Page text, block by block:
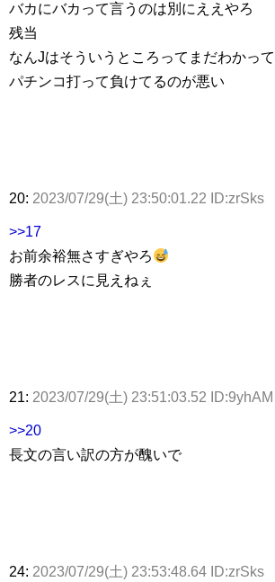
バカにバカって言うのは別にええやろ
残当
なんJはそういうところってまだわかっ
パチンコ打って負けてるのが悪い
20: 2023/07/29(土) 23:50:01.22 ID:zrSks
>>17
お前余裕無さすぎやろ
勝者のレスに見えねぇ
21: 2023/07/29(土) 23:51:03.52 ID:9yhAM
>>20
長文の言い訳の方が醜いで
24: 2023/07/29(土) 23:53:48.64 ID:zrSks